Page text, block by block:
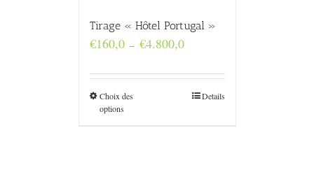
Tirage « Hôtel Portugal »
€160,0 – €4.800,0Plage
€160,0
Choix des
options
Details